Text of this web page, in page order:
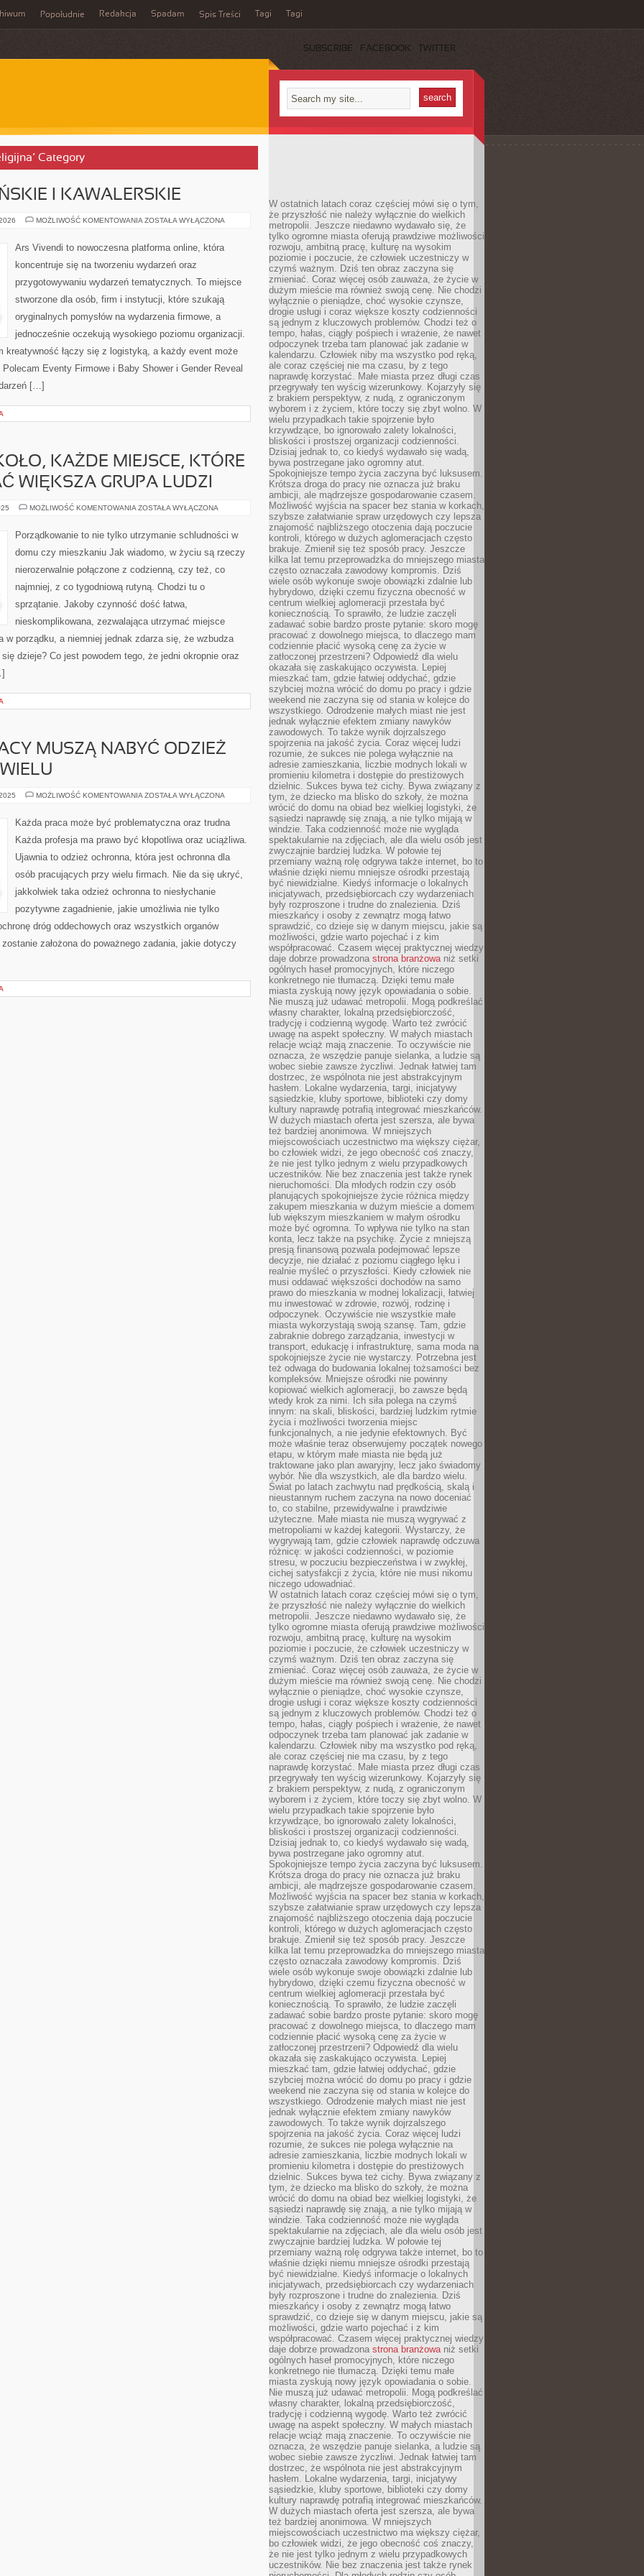
Popołudnie Redakcja Spadam Spis Treści Tagi Tagi
SUBSCRIBE FACEBOOK TWITTER
Category
I KAWALERSKIE
MOŻLIWOŚĆ KOMENTOWANIA WIECZORY
KAWALERSKIE
ZOSTAŁA WYŁĄCZONA
Ars Vivendi to nowoczesna platforma online, która
koncentruje się na tworzeniu wydarzeń oraz
przygotowywaniu wydarzeń tematycznych. To miejsce
stworzone dla osób, firm i instytucji, które szukają
oryginalnych pomysłów na wydarzenia firmowe, a
jednocześnie oczekują wysokiego poziomu organizacji.
kreatywność łączy się z logistyką, a każdy event może
Eventy Firmowe i Baby Shower i Gender Reveal
[…]
KAŻDE MIEJSCE, KTÓRE
WIĘKSZA GRUPA LUDZI
MOŻLIWOŚĆ KOMENTOWANIA WSZYSTKO
MIEJSCE,
KTÓRE
ODWIEDZAĆ
GRUPA
ZOSTAŁA WYŁĄCZONA
Porządkowanie to nie tylko utrzymanie schludności w
domu czy mieszkaniu Jak wiadomo, w życiu są rzeczy
nierozerwalnie połączone z codzienną, czy też, co
najmniej, z co tygodniową rutyną. Chodzi tu o
sprzątanie. Jakoby czynność dość łatwa,
nieskomplikowana, zezwalająca utrzymać miejsce
w porządku, a niemniej jednak zdarza się, że wzbudza
dzieje? Co jest powodem tego, że jedni okropnie oraz
MUSZĄ NABYĆ ODZIEŻ
MOŻLIWOŚĆ KOMENTOWANIA BIZNESMENÓW,
NABYĆ
ODZIEŻ
JEST
ZOSTAŁA WYŁĄCZONA
Każda praca może być problematyczna oraz trudna
Każda profesja ma prawo być kłopotliwa oraz uciążliwa.
Ujawnia to odzież ochronna, która jest ochronna dla
osób pracujących przy wielu firmach. Nie da się ukryć,
jakkolwiek taka odzież ochronna to niesłychanie
pozytywne zagadnienie, jakie umożliwia nie tylko
dróg oddechowych oraz wszystkich organów
założona do poważnego zadania, jakie dotyczy
W ostatnich latach coraz częściej mówi się o tym,
że przyszłość nie należy wyłącznie do wielkich
metropolii. Jeszcze niedawno wydawało się, że
tylko ogromne miasta oferują prawdziwe możliwości
rozwoju, ambitną pracę, kulturę na wysokim
poziomie i poczucie, że człowiek uczestniczy w
czymś ważnym. Dziś ten obraz zaczyna się
zmieniać. Coraz więcej osób zauważa, że życie w
dużym mieście ma również swoją cenę. Nie chodzi
wyłącznie o pieniądze, choć wysokie czynsze,
drogie usługi i coraz większe koszty codzienności
są jednym z kluczowych problemów. Chodzi też o
tempo, hałas, ciągły pośpiech i wrażenie, że nawet
odpoczynek trzeba tam planować jak zadanie w
kalendarzu. Człowiek niby ma wszystko pod ręką,
ale coraz częściej nie ma czasu, by z tego
naprawdę korzystać. Małe miasta przez długi czas
przegrywały ten wyścig wizerunkowy. Kojarzyły się
z brakiem perspektyw, z nudą, z ograniczonym
wyborem i z życiem, które toczy się zbyt wolno. W
wielu przypadkach takie spojrzenie było
krzywdzące, bo ignorowało zalety lokalności,
bliskości i prostszej organizacji codzienności.
Dzisiaj jednak to, co kiedyś wydawało się wadą,
bywa postrzegane jako ogromny atut.
Spokojniejsze tempo życia zaczyna być luksusem.
Krótsza droga do pracy nie oznacza już braku
ambicji, ale mądrzejsze gospodarowanie czasem.
Możliwość wyjścia na spacer bez stania w korkach,
szybsze załatwianie spraw urzędowych czy lepsza
znajomość najbliższego otoczenia dają poczucie
kontroli, którego w dużych aglomeracjach często
brakuje. Zmienił się też sposób pracy. Jeszcze
kilka lat temu przeprowadzka do mniejszego miasta
często oznaczała zawodowy kompromis. Dziś
wiele osób wykonuje swoje obowiązki zdalnie lub
hybrydowo, dzięki czemu fizyczna obecność w
centrum wielkiej aglomeracji przestała być
koniecznością. To sprawiło, że ludzie zaczęli
zadawać sobie bardzo proste pytanie: skoro mogę
pracować z dowolnego miejsca, to dlaczego mam
codziennie płacić wysoką cenę za życie w
zatłoczonej przestrzeni? Odpowiedź dla wielu
okazała się zaskakująco oczywista. Lepiej
mieszkać tam, gdzie łatwiej oddychać, gdzie
szybciej można wrócić do domu po pracy i gdzie
weekend nie zaczyna się od stania w kolejce do
wszystkiego. Odrodzenie małych miast nie jest
jednak wyłącznie efektem zmiany nawyków
zawodowych. To także wynik dojrzalszego
spojrzenia na jakość życia. Coraz więcej ludzi
rozumie, że sukces nie polega wyłącznie na
adresie zamieszkania, liczbie modnych lokali w
promieniu kilometra i dostępie do prestiżowych
dzielnic. Sukces bywa też cichy. Bywa związany z
tym, że dziecko ma blisko do szkoły, że można
wrócić do domu na obiad bez wielkiej logistyki, że
sąsiedzi naprawdę się znają, a nie tylko mijają w
windzie. Taka codzienność może nie wygląda
spektakularnie na zdjęciach, ale dla wielu osób jest
zwyczajnie bardziej ludzka. W połowie tej
przemiany ważną rolę odgrywa także internet, bo to
właśnie dzięki niemu mniejsze ośrodki przestają
być niewidzialne. Kiedyś informacje o lokalnych
inicjatywach, przedsiębiorcach czy wydarzeniach
były rozproszone i trudne do znalezienia. Dziś
mieszkańcy i osoby z zewnątrz mogą łatwo
sprawdzić, co dzieje się w danym miejscu, jakie są
możliwości, gdzie warto pojechać i z kim
współpracować. Czasem więcej praktycznej wiedzy
daje dobrze prowadzona strona branżowaniż setki
ogólnych haseł promocyjnych, które niczego
konkretnego nie tłumaczą. Dzięki temu małe
miasta zyskują nowy język opowiadania o sobie.
Nie muszą już udawać metropolii. Mogą podkreślać
własny charakter, lokalną przedsiębiorczość,
tradycję i codzienną wygodę. Warto też zwrócić
uwagę na aspekt społeczny. W małych miastach
relacje wciąż mają znaczenie. To oczywiście nie
oznacza, że wszędzie panuje sielanka, a ludzie są
wobec siebie zawsze życzliwi. Jednak łatwiej tam
dostrzec, że wspólnota nie jest abstrakcyjnym
hasłem. Lokalne wydarzenia, targi, inicjatywy
sąsiedzkie, kluby sportowe, biblioteki czy domy
kultury naprawdę potrafią integrować mieszkańców.
W dużych miastach oferta jest szersza, ale bywa
też bardziej anonimowa. W mniejszych
miejscowościach uczestnictwo ma większy ciężar,
bo człowiek widzi, że jego obecność coś znaczy,
że nie jest tylko jednym z wielu przypadkowych
uczestników. Nie bez znaczenia jest także rynek
nieruchomości. Dla młodych rodzin czy osób
planujących spokojniejsze życie różnica między
zakupem mieszkania w dużym mieście a domem
lub większym mieszkaniem w małym ośrodku
może być ogromna. To wpływa nie tylko na stan
konta, lecz także na psychikę. Życie z mniejszą
presją finansową pozwala podejmować lepsze
decyzje, nie działać z poziomu ciągłego lęku i
realnie myśleć o przyszłości. Kiedy człowiek nie
musi oddawać większości dochodów na samo
prawo do mieszkania w modnej lokalizacji, łatwiej
mu inwestować w zdrowie, rozwój, rodzinę i
odpoczynek. Oczywiście nie wszystkie małe
miasta wykorzystają swoją szansę. Tam, gdzie
zabraknie dobrego zarządzania, inwestycji w
transport, edukację i infrastrukturę, sama moda na
spokojniejsze życie nie wystarczy. Potrzebna jest
też odwaga do budowania lokalnej tożsamości bez
kompleksów. Mniejsze ośrodki nie powinny
kopiować wielkich aglomeracji, bo zawsze będą
wtedy krok za nimi. Ich siła polega na czymś
innym: na skali, bliskości, bardziej ludzkim rytmie
życia i możliwości tworzenia miejsc
funkcjonalnych, a nie jedynie efektownych. Być
może właśnie teraz obserwujemy początek nowego
etapu, w którym małe miasta nie będą już
traktowane jako plan awaryjny, lecz jako świadomy
wybór. Nie dla wszystkich, ale dla bardzo wielu.
Świat po latach zachwytu nad prędkością, skalą i
nieustannym ruchem zaczyna na nowo doceniać
to, co stabilne, przewidywalne i prawdziwie
użyteczne. Małe miasta nie muszą wygrywać z
metropoliami w każdej kategorii. Wystarczy, że
wygrywają tam, gdzie człowiek naprawdę odczuwa
różnicę: w jakości codzienności, w poziomie
stresu, w poczuciu bezpieczeństwa i w zwykłej,
cichej satysfakcji z życia, które nie musi nikomu
niczego udowadniać.
W ostatnich latach coraz częściej mówi się o tym,
że przyszłość nie należy wyłącznie do wielkich
metropolii. Jeszcze niedawno wydawało się, że
tylko ogromne miasta oferują prawdziwe możliwości
rozwoju, ambitną pracę, kulturę na wysokim
poziomie i poczucie, że człowiek uczestniczy w
czymś ważnym. Dziś ten obraz zaczyna się
zmieniać. Coraz więcej osób zauważa, że życie w
dużym mieście ma również swoją cenę. Nie chodzi
wyłącznie o pieniądze, choć wysokie czynsze,
drogie usługi i coraz większe koszty codzienności
są jednym z kluczowych problemów. Chodzi też o
tempo, hałas, ciągły pośpiech i wrażenie, że nawet
odpoczynek trzeba tam planować jak zadanie w
kalendarzu. Człowiek niby ma wszystko pod ręką,
ale coraz częściej nie ma czasu, by z tego
naprawdę korzystać. Małe miasta przez długi czas
przegrywały ten wyścig wizerunkowy. Kojarzyły się
z brakiem perspektyw, z nudą, z ograniczonym
wyborem i z życiem, które toczy się zbyt wolno. W
wielu przypadkach takie spojrzenie było
krzywdzące, bo ignorowało zalety lokalności,
bliskości i prostszej organizacji codzienności.
Dzisiaj jednak to, co kiedyś wydawało się wadą,
bywa postrzegane jako ogromny atut.
Spokojniejsze tempo życia zaczyna być luksusem.
Krótsza droga do pracy nie oznacza już braku
ambicji, ale mądrzejsze gospodarowanie czasem.
Możliwość wyjścia na spacer bez stania w korkach,
szybsze załatwianie spraw urzędowych czy lepsza
znajomość najbliższego otoczenia dają poczucie
kontroli, którego w dużych aglomeracjach często
brakuje. Zmienił się też sposób pracy. Jeszcze
kilka lat temu przeprowadzka do mniejszego miasta
często oznaczała zawodowy kompromis. Dziś
wiele osób wykonuje swoje obowiązki zdalnie lub
hybrydowo, dzięki czemu fizyczna obecność w
centrum wielkiej aglomeracji przestała być
koniecznością. To sprawiło, że ludzie zaczęli
zadawać sobie bardzo proste pytanie: skoro mogę
pracować z dowolnego miejsca, to dlaczego mam
codziennie płacić wysoką cenę za życie w
zatłoczonej przestrzeni? Odpowiedź dla wielu
okazała się zaskakująco oczywista. Lepiej
mieszkać tam, gdzie łatwiej oddychać, gdzie
szybciej można wrócić do domu po pracy i gdzie
weekend nie zaczyna się od stania w kolejce do
wszystkiego. Odrodzenie małych miast nie jest
jednak wyłącznie efektem zmiany nawyków
zawodowych. To także wynik dojrzalszego
spojrzenia na jakość życia. Coraz więcej ludzi
rozumie, że sukces nie polega wyłącznie na
adresie zamieszkania, liczbie modnych lokali w
promieniu kilometra i dostępie do prestiżowych
dzielnic. Sukces bywa też cichy. Bywa związany z
tym, że dziecko ma blisko do szkoły, że można
wrócić do domu na obiad bez wielkiej logistyki, że
sąsiedzi naprawdę się znają, a nie tylko mijają w
windzie. Taka codzienność może nie wygląda
spektakularnie na zdjęciach, ale dla wielu osób jest
zwyczajnie bardziej ludzka. W połowie tej
przemiany ważną rolę odgrywa także internet, bo to
właśnie dzięki niemu mniejsze ośrodki przestają
być niewidzialne. Kiedyś informacje o lokalnych
inicjatywach, przedsiębiorcach czy wydarzeniach
były rozproszone i trudne do znalezienia. Dziś
mieszkańcy i osoby z zewnątrz mogą łatwo
sprawdzić, co dzieje się w danym miejscu, jakie są
możliwości, gdzie warto pojechać i z kim
współpracować. Czasem więcej praktycznej wiedzy
daje dobrze prowadzona strona branżowaniż setki
ogólnych haseł promocyjnych, które niczego
konkretnego nie tłumaczą. Dzięki temu małe
miasta zyskują nowy język opowiadania o sobie.
Nie muszą już udawać metropolii. Mogą podkreślać
własny charakter, lokalną przedsiębiorczość,
tradycję i codzienną wygodę. Warto też zwrócić
uwagę na aspekt społeczny. W małych miastach
relacje wciąż mają znaczenie. To oczywiście nie
oznacza, że wszędzie panuje sielanka, a ludzie są
wobec siebie zawsze życzliwi. Jednak łatwiej tam
dostrzec, że wspólnota nie jest abstrakcyjnym
hasłem. Lokalne wydarzenia, targi, inicjatywy
sąsiedzkie, kluby sportowe, biblioteki czy domy
kultury naprawdę potrafią integrować mieszkańców.
W dużych miastach oferta jest szersza, ale bywa
też bardziej anonimowa. W mniejszych
miejscowościach uczestnictwo ma większy ciężar,
bo człowiek widzi, że jego obecność coś znaczy,
że nie jest tylko jednym z wielu przypadkowych
uczestników. Nie bez znaczenia jest także rynek